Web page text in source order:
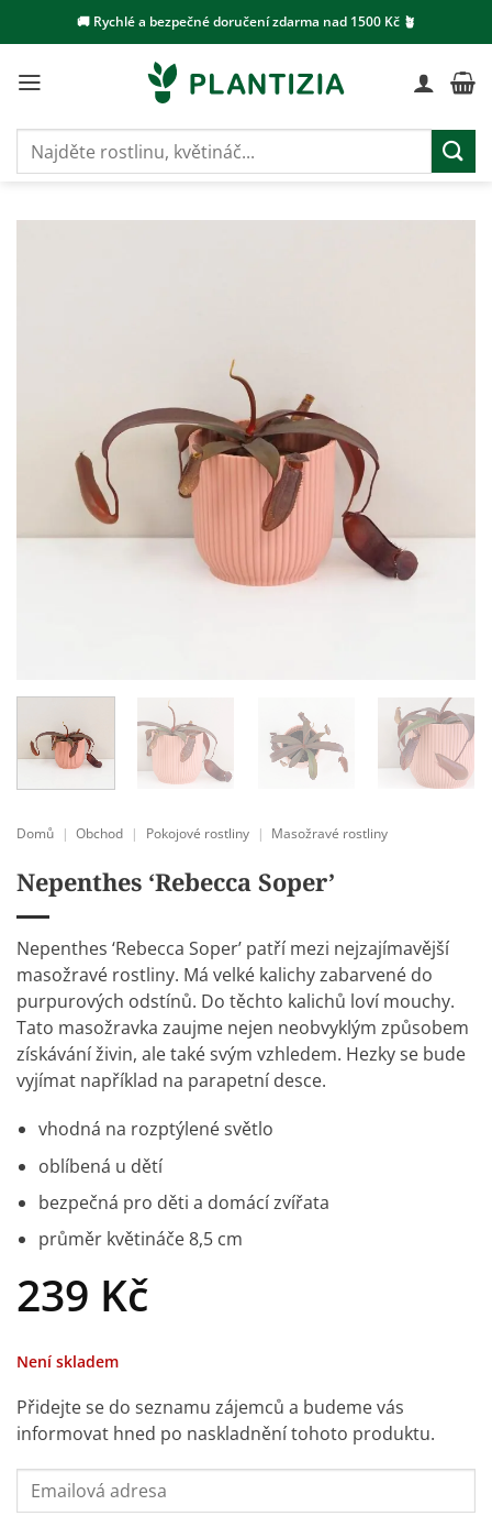
na
🚚 Rychlé a bezpečné doručení zdarma nad 1500 Kč 🪴
Hledat:
Domů | Obchod | Pokojové rostliny | Masožravé rostliny
Nepenthes ‘Rebecca Soper’
Nepenthes ‘Rebecca Soper’ patří mezi nejzajímavější
masožravé rostliny. Má velké kalichy zabarvené do
purpurových odstínů. Do těchto kalichů loví mouchy.
Tato masožravka zaujme nejen neobvyklým způsobem
získávání živin, ale také svým vzhledem. Hezky se bude
vyjímat například na parapetní desce.
vhodná na rozptýlené světlo
oblíbená u dětí
bezpečná pro děti a domácí zvířata
průměr květináče 8,5 cm
239 Kč
Není skladem
Přidejte se do seznamu zájemců a budeme vás
informovat hned po naskladnění tohoto produktu.
Enter
your